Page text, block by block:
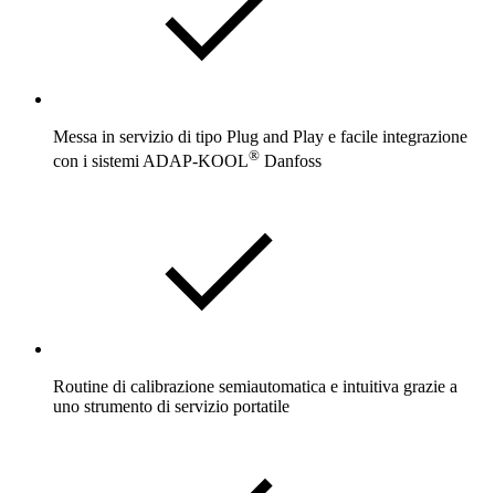
Messa in servizio di tipo Plug and Play e facile integrazione
con i sistemi ADAP-KOOL® Danfoss
Routine di calibrazione semiautomatica e intuitiva grazie a
uno strumento di servizio portatile